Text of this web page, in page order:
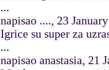
...
napisao ...., 23
Igrice su super za
...
napisao anastasia, 21